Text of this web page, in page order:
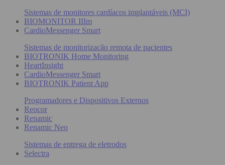
Sistemas de monitores cardíacos implantáveis (MCI)
BIOMONITOR IIIm
CardioMessenger Smart
Sistemas de monitorização remota de pacientes
BIOTRONIK Home Monitoring
HeartInsight
CardioMessenger Smart
BIOTRONIK Patient App
Programadores e Dispositivos Externos
Reocor
Renamic
Renamic Neo
Sistemas de entrega de eletrodos
Selectra